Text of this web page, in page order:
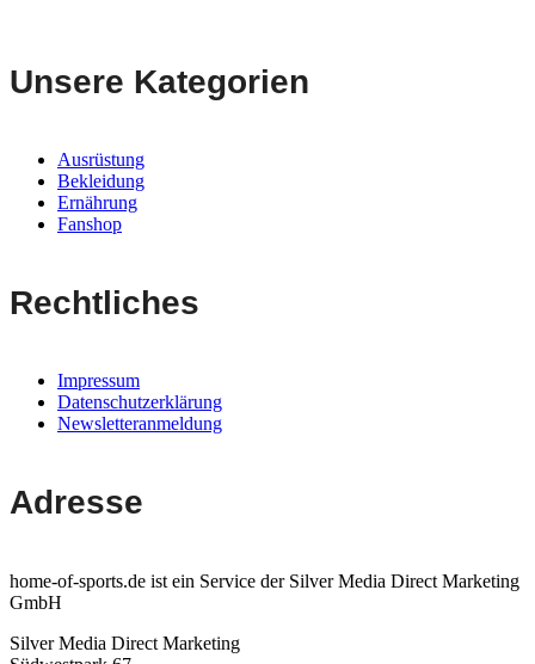
Unsere Kategorien
Ausrüstung
Bekleidung
Ernährung
Fanshop
Rechtliches
Impressum
Datenschutzerklärung
Newsletteranmeldung
Adresse
home-of-sports.de ist ein Service der Silver Media Direct Marketing
GmbH
Silver Media Direct Marketing